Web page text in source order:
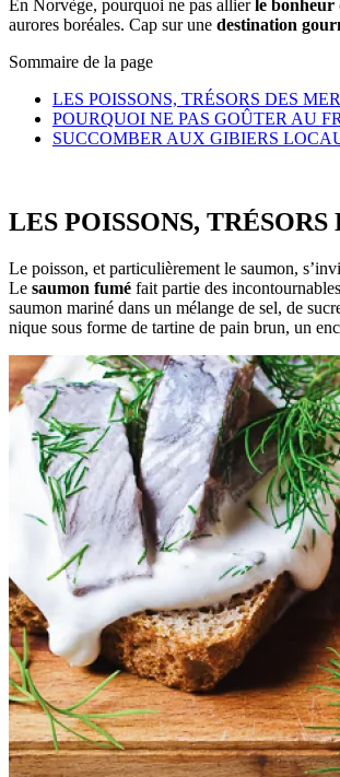
En Norvège, pourquoi ne pas allier le
aurores boréales. Cap sur une destination
Sommaire de la page
LES POISSONS, TRÉSORS DES
POURQUOI NE PAS GOÛTER AU
SUCCOMBER AUX GIBIERS
LES POISSONS,
Le poisson, et particulièrement le saumon,
Le saumon fumé fait partie des
saumon mariné dans un mélange de sel, de
nique sous forme de tartine de pain brun, un